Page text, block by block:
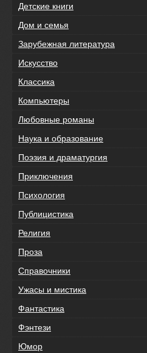
Детские книги
Дом и семья
Зарубежная литература
Искусство
Классика
Компьютеры
Любовные романы
Наука и образование
Поэзия и драматургия
Приключения
Психология
Публицистика
Религия
Проза
Справочники
Ужасы и мистика
Фантастика
Фэнтези
Юмор